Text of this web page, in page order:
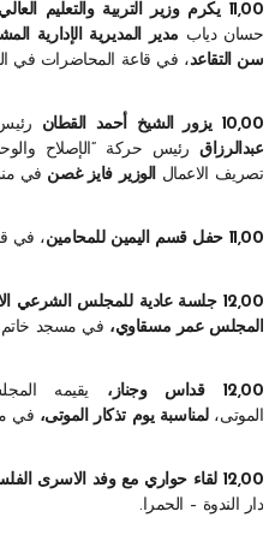
11,00 يكرم وزير التربية والتعليم العالي
حسان دياب مدير المديرية الإدارية
سن التقاعد، في قاعة المحاضرات في
10,00 يزور الشيخ أحمد القطان
عبدالرزاقرئيس حركة “الإصلاح
تصريف الاعمال الوزير فايز غصن في
11,00 حفل قسم اليمين للمحامين ، في
12,00 جلسة عادية للمجلس
المجلس عمر مسقاوي، في مسجد خاتم
12,00 قداس وجناز،
يقيمه
الموتى،لمناسبة يوم تذكار الموتى، في
12,00 لقاء حواري مع وفد الاسرى الفلسطينيين المحررين
دار الندوة – الحمرا.